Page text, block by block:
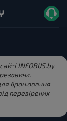
INFOBUS.by
бронювання
перевірених